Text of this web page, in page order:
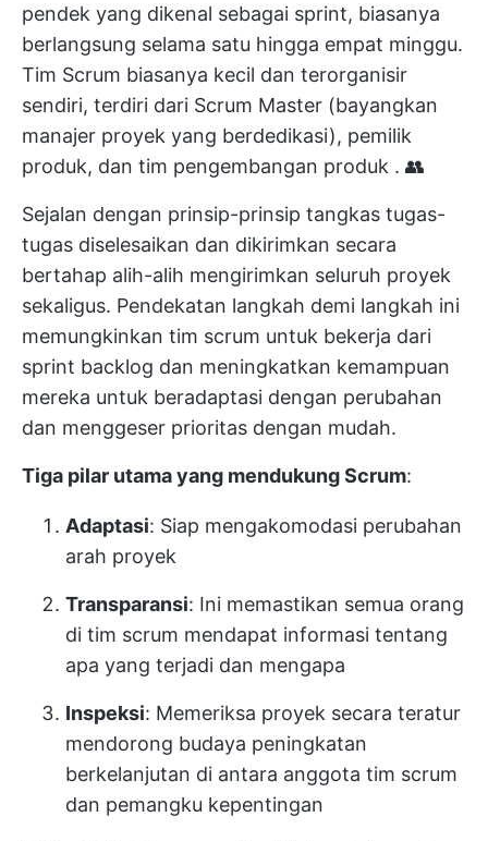
pendek yang dikenal sebagai sprint, biasanya
berlangsung selama satu hingga empat minggu.
Tim Scrum biasanya kecil dan terorganisir
sendiri, terdiri dari Scrum Master (bayangkan
manajer proyek yang berdedikasi), pemilik
produk, dan tim pengembangan produk . 👥
Sejalan dengan prinsip-prinsip tangkas tugas-
tugas diselesaikan dan dikirimkan secara
bertahap alih-alih mengirimkan seluruh proyek
sekaligus. Pendekatan langkah demi langkah ini
memungkinkan tim scrum untuk bekerja dari
sprint backlog dan meningkatkan kemampuan
mereka untuk beradaptasi dengan perubahan
dan menggeser prioritas dengan mudah.
Tiga pilar utama yang mendukung Scrum:
Adaptasi: Siap mengakomodasi perubahan
arah proyek
Transparansi: Ini memastikan semua orang
di tim scrum mendapat informasi tentang
apa yang terjadi dan mengapa
Inspeksi: Memeriksa proyek secara teratur
mendorong budaya peningkatan
berkelanjutan di antara anggota tim scrum
dan pemangku kepentingan